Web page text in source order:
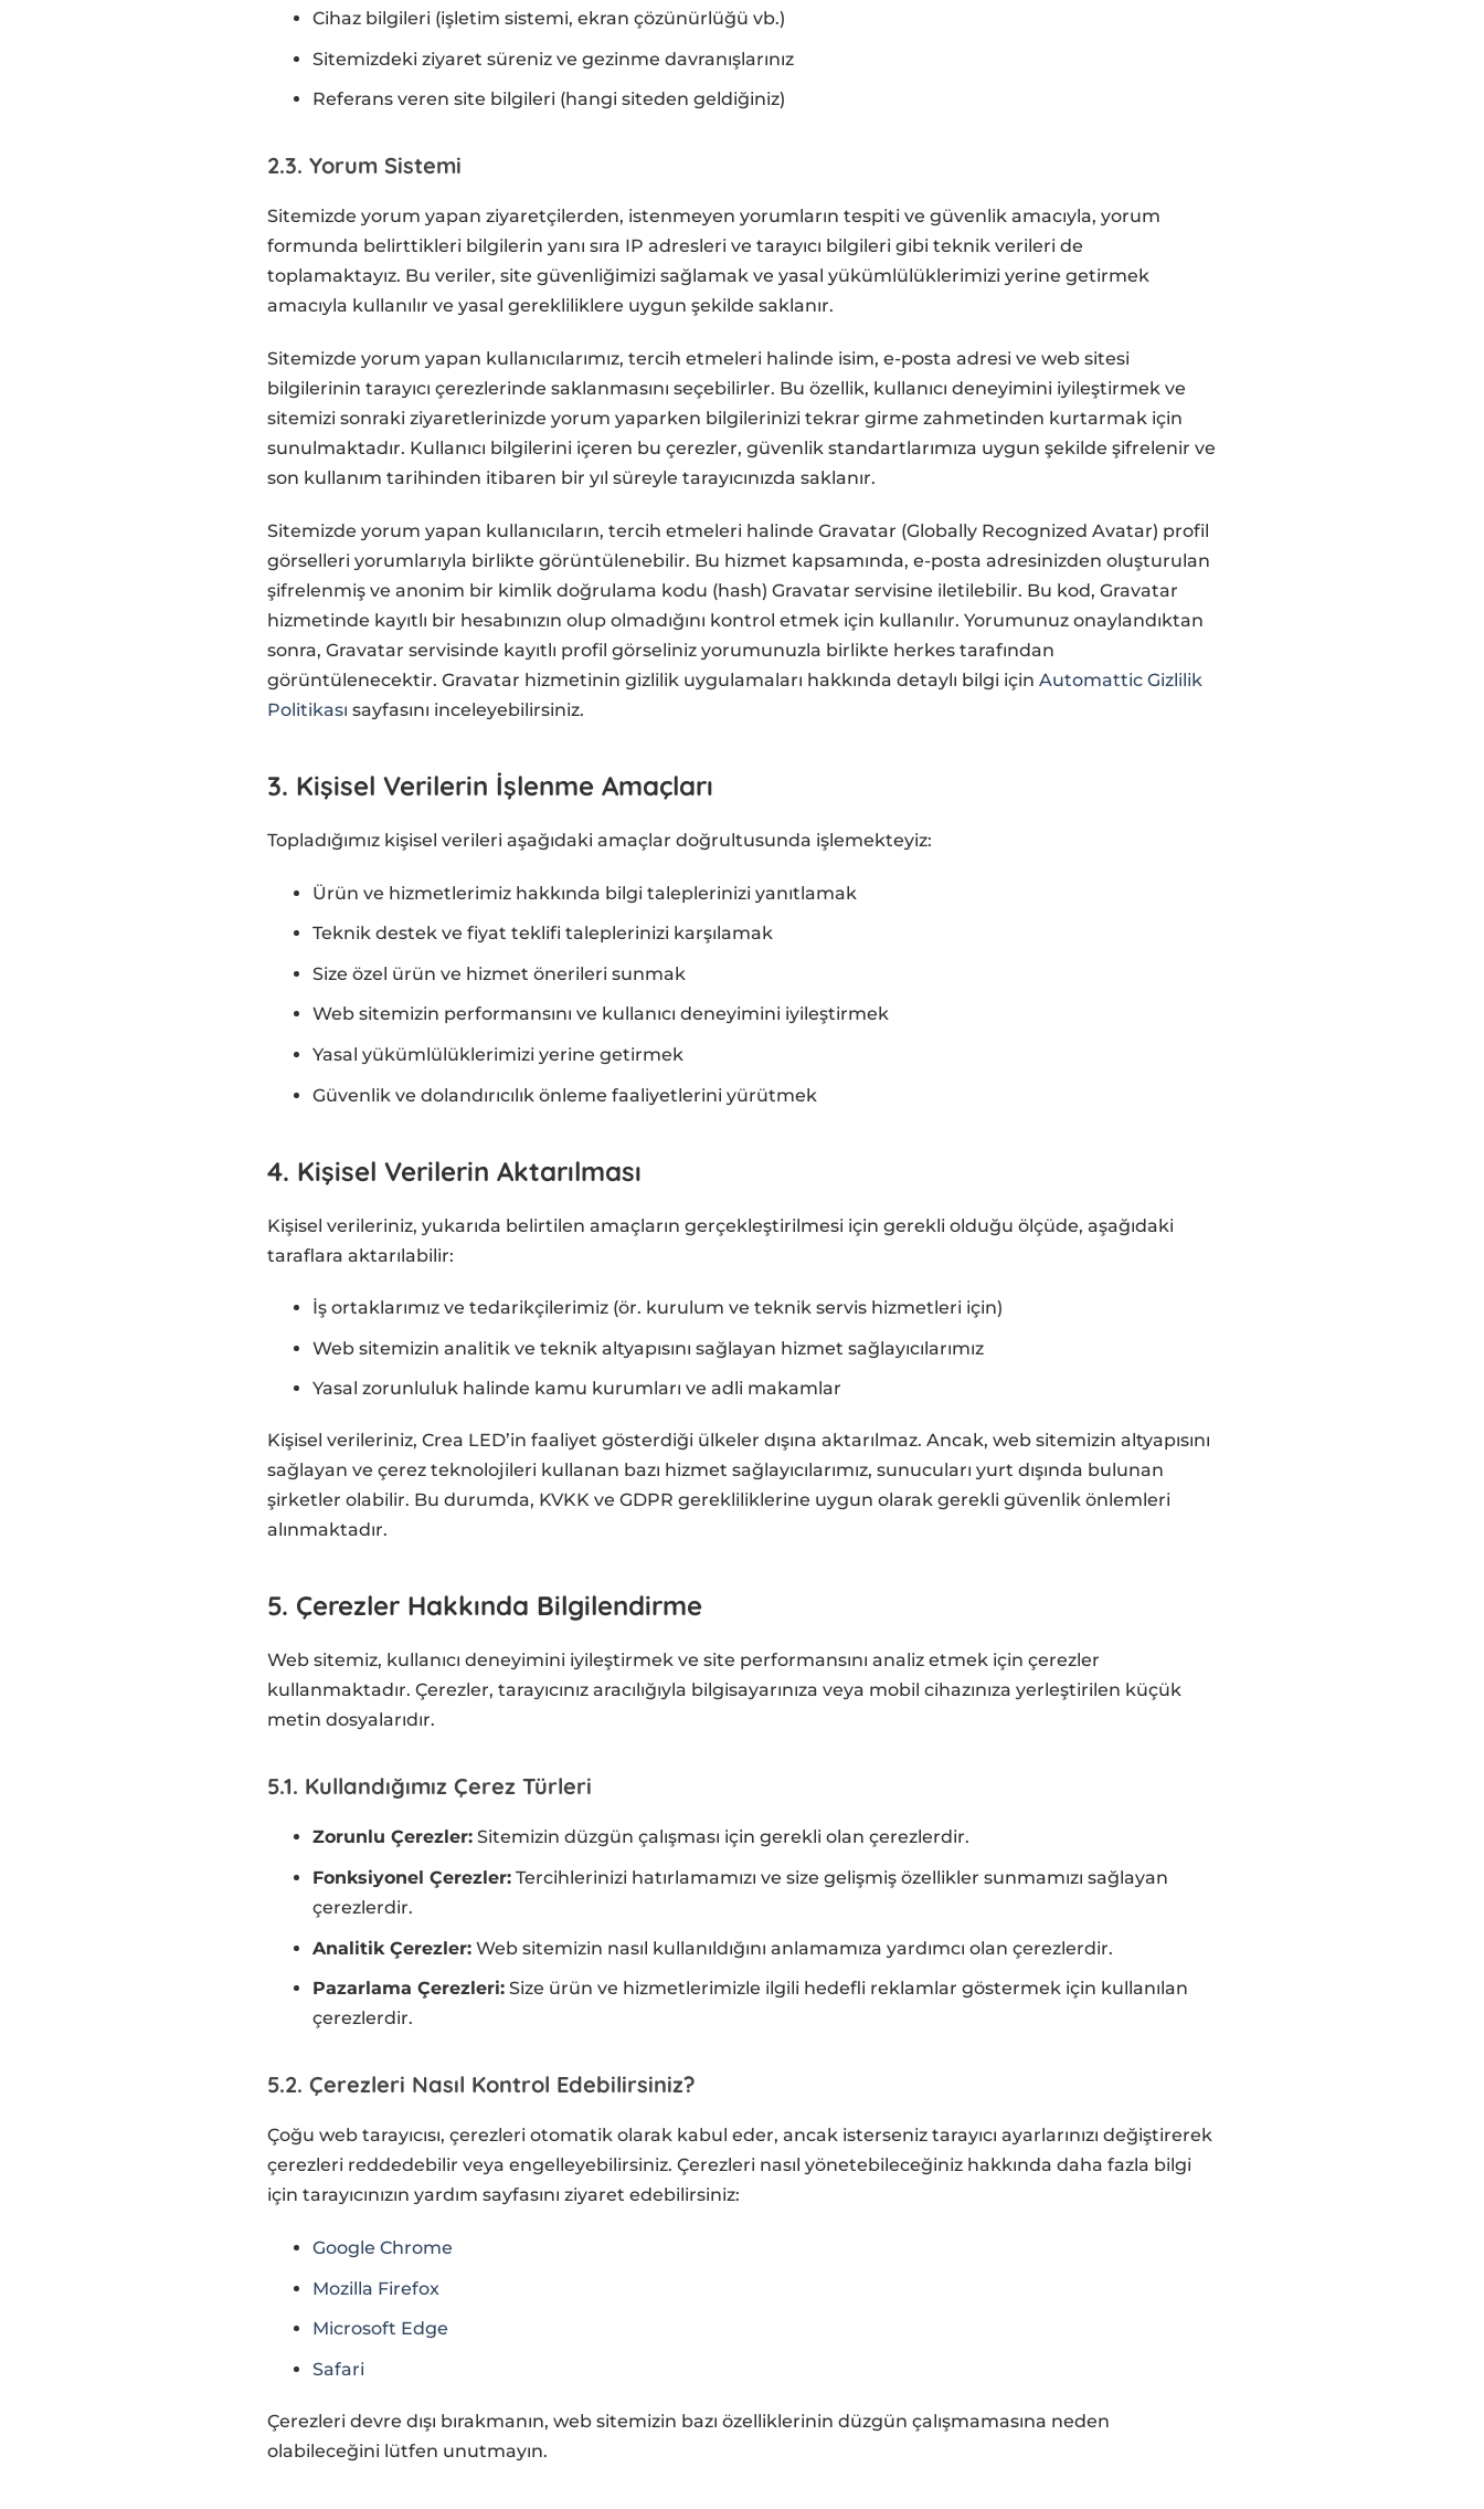
Cihaz bilgileri (işletim sistemi, ekran çözünürlüğü vb.)
Sitemizdeki ziyaret süreniz ve gezinme davranışlarınız
Referans veren site bilgileri (hangi siteden geldiğiniz)
2.3. Yorum Sistemi
Sitemizde yorum yapan ziyaretçilerden, istenmeyen yorumların tespiti ve güvenlik amacıyla, yorum
formunda belirttikleri bilgilerin yanı sıra IP adresleri ve tarayıcı bilgileri gibi teknik verileri de
toplamaktayız. Bu veriler, site güvenliğimizi sağlamak ve yasal yükümlülüklerimizi yerine getirmek
amacıyla kullanılır ve yasal gerekliliklere uygun şekilde saklanır.
Sitemizde yorum yapan kullanıcılarımız, tercih etmeleri halinde isim, e-posta adresi ve web sitesi
bilgilerinin tarayıcı çerezlerinde saklanmasını seçebilirler. Bu özellik, kullanıcı deneyimini iyileştirmek ve
sitemizi sonraki ziyaretlerinizde yorum yaparken bilgilerinizi tekrar girme zahmetinden kurtarmak için
sunulmaktadır. Kullanıcı bilgilerini içeren bu çerezler, güvenlik standartlarımıza uygun şekilde şifrelenir ve
son kullanım tarihinden itibaren bir yıl süreyle tarayıcınızda saklanır.
Sitemizde yorum yapan kullanıcıların, tercih etmeleri halinde Gravatar (Globally Recognized Avatar) profil
görselleri yorumlarıyla birlikte görüntülenebilir. Bu hizmet kapsamında, e-posta adresinizden oluşturulan
şifrelenmiş ve anonim bir kimlik doğrulama kodu (hash) Gravatar servisine iletilebilir. Bu kod, Gravatar
hizmetinde kayıtlı bir hesabınızın olup olmadığını kontrol etmek için kullanılır. Yorumunuz onaylandıktan
sonra, Gravatar servisinde kayıtlı profil görseliniz yorumunuzla birlikte herkes tarafından
görüntülenecektir. Gravatar hizmetinin gizlilik uygulamaları hakkında detaylı bilgi için Automattic Gizlilik
Politikası sayfasını inceleyebilirsiniz.
3. Kişisel Verilerin İşlenme Amaçları
Topladığımız kişisel verileri aşağıdaki amaçlar doğrultusunda işlemekteyiz:
Ürün ve hizmetlerimiz hakkında bilgi taleplerinizi yanıtlamak
Teknik destek ve fiyat teklifi taleplerinizi karşılamak
Size özel ürün ve hizmet önerileri sunmak
Web sitemizin performansını ve kullanıcı deneyimini iyileştirmek
Yasal yükümlülüklerimizi yerine getirmek
Güvenlik ve dolandırıcılık önleme faaliyetlerini yürütmek
4. Kişisel Verilerin Aktarılması
Kişisel verileriniz, yukarıda belirtilen amaçların gerçekleştirilmesi için gerekli olduğu ölçüde, aşağıdaki
taraflara aktarılabilir:
İş ortaklarımız ve tedarikçilerimiz (ör. kurulum ve teknik servis hizmetleri için)
Web sitemizin analitik ve teknik altyapısını sağlayan hizmet sağlayıcılarımız
Yasal zorunluluk halinde kamu kurumları ve adli makamlar
Kişisel verileriniz, Crea LED’in faaliyet gösterdiği ülkeler dışına aktarılmaz. Ancak, web sitemizin altyapısını
sağlayan ve çerez teknolojileri kullanan bazı hizmet sağlayıcılarımız, sunucuları yurt dışında bulunan
şirketler olabilir. Bu durumda, KVKK ve GDPR gerekliliklerine uygun olarak gerekli güvenlik önlemleri
alınmaktadır.
5. Çerezler Hakkında Bilgilendirme
Web sitemiz, kullanıcı deneyimini iyileştirmek ve site performansını analiz etmek için çerezler
kullanmaktadır. Çerezler, tarayıcınız aracılığıyla bilgisayarınıza veya mobil cihazınıza yerleştirilen küçük
metin dosyalarıdır.
5.1. Kullandığımız Çerez Türleri
Zorunlu Çerezler:Sitemizin düzgün çalışması için gerekli olan çerezlerdir.
Fonksiyonel Çerezler:Tercihlerinizi hatırlamamızı ve size gelişmiş özellikler sunmamızı sağlayan
çerezlerdir.
Analitik Çerezler:Web sitemizin nasıl kullanıldığını anlamamıza yardımcı olan çerezlerdir.
Pazarlama Çerezleri:Size ürün ve hizmetlerimizle ilgili hedefli reklamlar göstermek için kullanılan
çerezlerdir.
5.2. Çerezleri Nasıl Kontrol Edebilirsiniz?
Çoğu web tarayıcısı, çerezleri otomatik olarak kabul eder, ancak isterseniz tarayıcı ayarlarınızı değiştirerek
çerezleri reddedebilir veya engelleyebilirsiniz. Çerezleri nasıl yönetebileceğiniz hakkında daha fazla bilgi
için tarayıcınızın yardım sayfasını ziyaret edebilirsiniz:
Google Chrome
Mozilla Firefox
Microsoft Edge
Safari
Çerezleri devre dışı bırakmanın, web sitemizin bazı özelliklerinin düzgün çalışmamasına neden
olabileceğini lütfen unutmayın.